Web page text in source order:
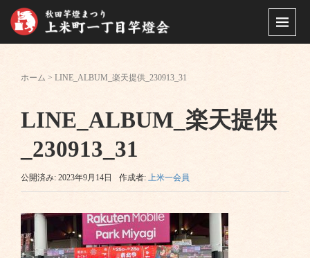
ホーム > LINE_ALBUM_楽天提供_230913_31
LINE_ALBUM_楽天提供
_230913_31
公開済み: 2023年9月14日 作成者: 上米一会員